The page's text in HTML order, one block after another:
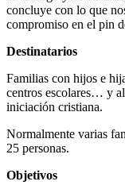
concluye con lo que
compromiso en el pin
Destinatarios
Familias con hijos e
centros escolares… y
iniciación cristiana.
Normalmente varias
25 personas.
Objetivos